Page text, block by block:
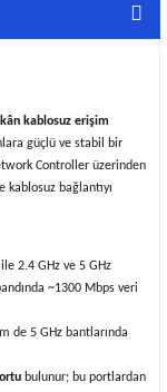
kablosuz erişim
güçlü ve stabil bir
Controller üzerinden
bağlantıyı
2.4 GHz ve 5 GHz
~1300 Mbps veri
de 5 GHz bantlarında
bulunur; bu portlardan